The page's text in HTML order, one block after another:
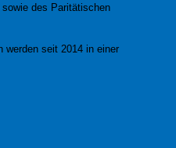
des Paritätischen
werden seit 2014 in einer